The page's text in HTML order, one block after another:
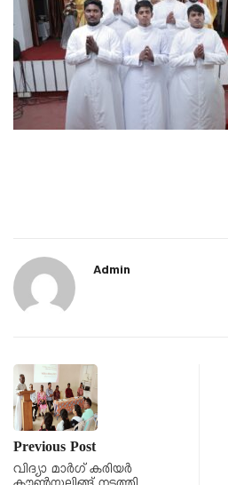
Admin
Previous Post
വിദ്യാ മാർഗ് കരിയർ